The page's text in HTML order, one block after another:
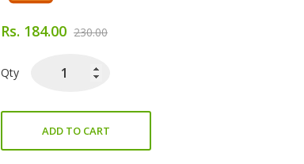
Rs. 184.00 230.00
Qty
ADD TO CART